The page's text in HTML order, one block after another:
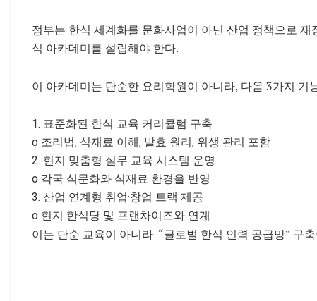
정부는 한식 세계화를 문화사업이 아닌 산업 정책으로 재
식 아카데미를 설립해야 한다.
이 아카데미는 단순한 요리학원이 아니라, 다음 3가지 기
1. 표준화된 한식 교육 커리큘럼 구축
o 조리법, 식재료 이해, 발효 원리, 위생 관리 포함
2. 현지 맞춤형 실무 교육 시스템 운영
o 각국 식문화와 식재료 환경을 반영
3. 산업 연계형 취업·창업 트랙 제공
o 현지 한식당 및 프랜차이즈와 연계
이는 단순 교육이 아니라 “글로벌 한식 인력 공급망” 구